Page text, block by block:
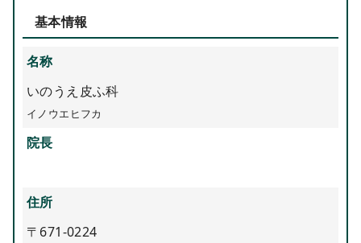
基本情報
名称
いのうえ皮ふ科
イノウエヒフカ
院長
住所
〒671-0224